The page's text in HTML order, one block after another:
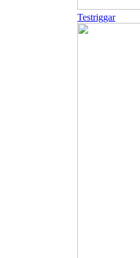
Testriggar